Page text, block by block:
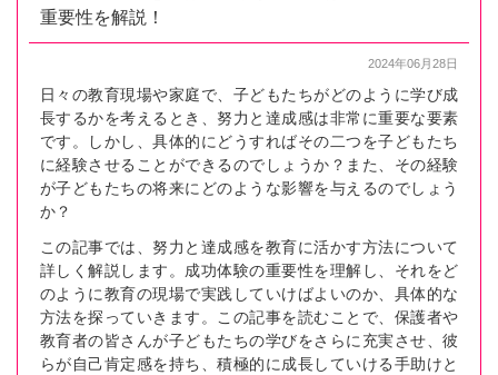
重要性を解説！
2024年06月28日
日々の教育現場や家庭で、子どもたちがどのように学び成
長するかを考えるとき、努力と達成感は非常に重要な要素
です。しかし、具体的にどうすればその二つを子どもたち
に経験させることができるのでしょうか？また、その経験
が子どもたちの将来にどのような影響を与えるのでしょう
か？
この記事では、努力と達成感を教育に活かす方法について
詳しく解説します。成功体験の重要性を理解し、それをど
のように教育の現場で実践していけばよいのか、具体的な
方法を探っていきます。この記事を読むことで、保護者や
教育者の皆さんが子どもたちの学びをさらに充実させ、彼
らが自己肯定感を持ち、積極的に成長していける手助けと